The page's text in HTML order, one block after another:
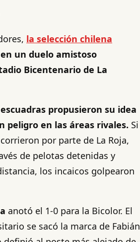
la selección chilena
un duelo amistoso
Bicentenario de La
propusieron su idea
peligro en las áreas rivales. Si
por parte de La Roja,
de pelotas detenidas y
los incaicos golpearon
anotó el 1-0 para la Bicolor. El
se sacó la marca de Fabián